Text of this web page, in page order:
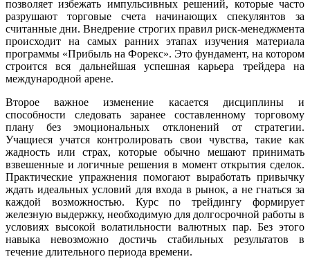
позволяет избежать импульсивных решений, которые часто
разрушают торговые счета начинающих спекулянтов за
считанные дни. Внедрение строгих правил риск-менеджмента
происходит на самых ранних этапах изучения материала
программы «Прибыль на Форекс». Это фундамент, на котором
строится вся дальнейшая успешная карьера трейдера на
международной арене.
Второе важное изменение касается дисциплины и
способности следовать заранее составленному торговому
плану без эмоциональных отклонений от стратегии.
Учащиеся учатся контролировать свои чувства, такие как
жадность или страх, которые обычно мешают принимать
взвешенные и логичные решения в момент открытия сделок.
Практические упражнения помогают выработать привычку
ждать идеальных условий для входа в рынок, а не гнаться за
каждой возможностью. Курс по трейдингу формирует
железную выдержку, необходимую для долгосрочной работы в
условиях высокой волатильности валютных пар. Без этого
навыка невозможно достичь стабильных результатов в
течение длительного периода времени.